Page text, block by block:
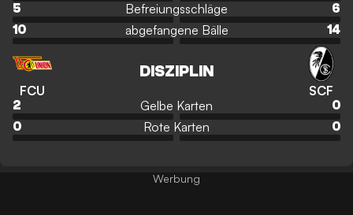
5
Befreiungsschläge
6
10
abgefangene Bälle 14
FCU
DISZIPLIN
SCF
2 Gelbe Karten
0
0
Rote Karten 0
Werbung